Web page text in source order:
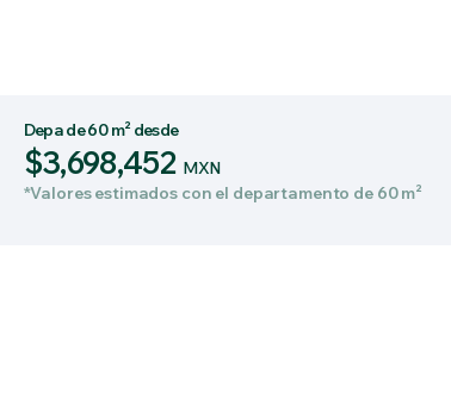
Depa de 60 m² desde
$3,698,452 MXN
*Valores estimados con el departamento de 60 m²